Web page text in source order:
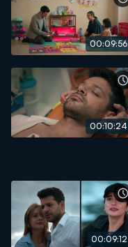
00:09:56
00:10:24
00:09:12